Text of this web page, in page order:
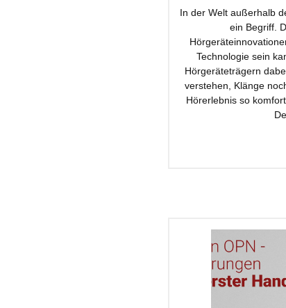
In der Welt außerhalb
ein Begriff.
Technologie sein
Hörgeräteträgern
verstehen, Klänge
Hörerlebnis so